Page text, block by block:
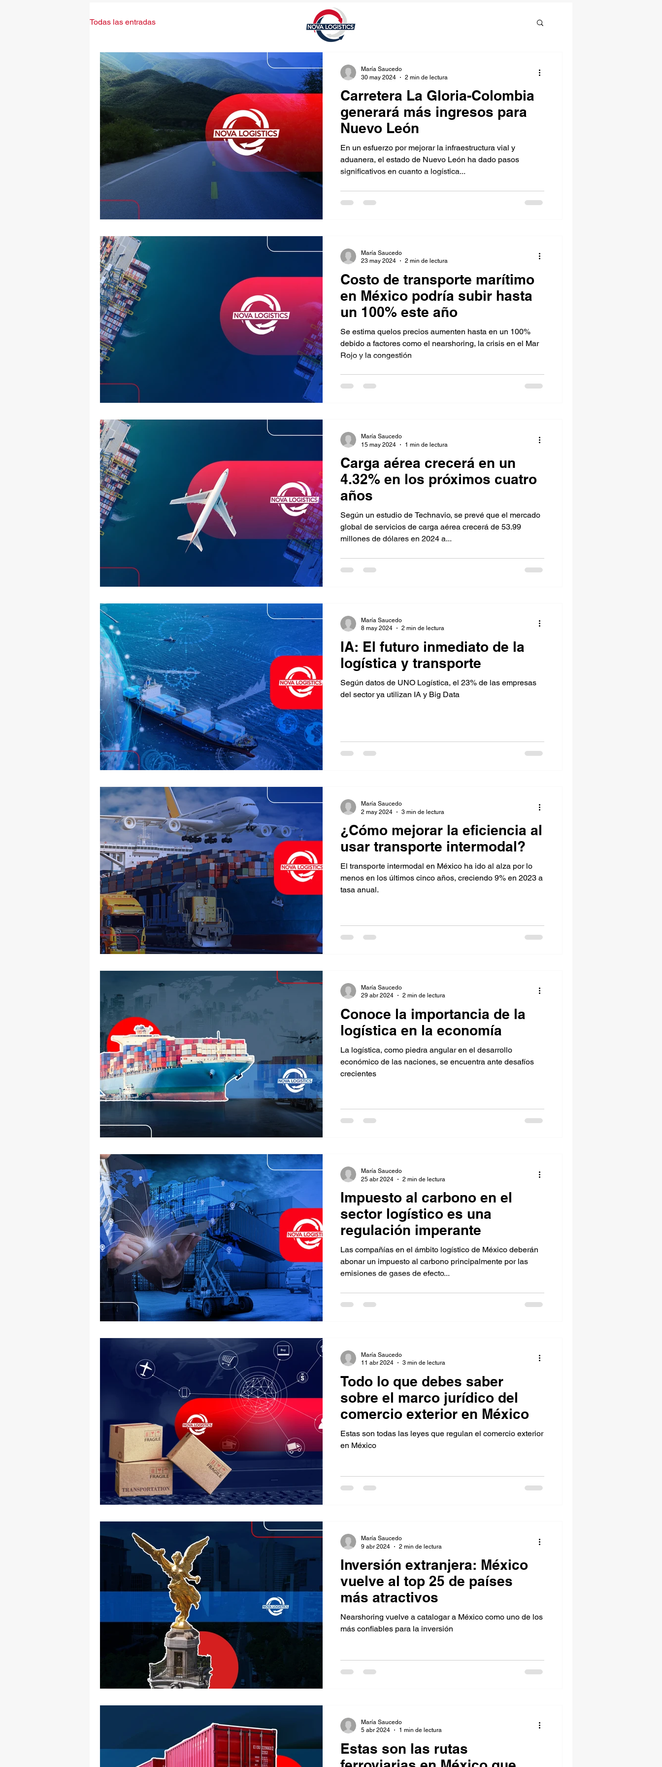
Todas las entradas
Carretera La Gloria-Colombia
generará más ingresos para
Nuevo León
En un esfuerzo por mejorar la infraestructura vial y
aduanera, el estado de Nuevo León ha dado pasos
significativos en cuanto a logística...
María Saucedo
30 may 2024
2 min de lectura
Costo de transporte marítimo
en México podría subir hasta
un 100% este año
Se estima quelos precios aumenten hasta en un 100%
debido a factores como el nearshoring, la crisis en el Mar
Rojo y la congestión
María Saucedo
23 may 2024
2 min de lectura
Carga aérea crecerá en un
4.32% en los próximos cuatro
años
Según un estudio de Technavio, se prevé que el mercado
global de servicios de carga aérea crecerá de 53.99
millones de dólares en 2024 a...
María Saucedo
15 may 2024
1 min de lectura
IA: El futuro inmediato de la
logística y transporte
Según datos de UNO Logística, el 23% de las empresas
del sector ya utilizan IA y Big Data
María Saucedo
8 may 2024
2 min de lectura
¿Cómo mejorar la eficiencia al
usar transporte intermodal?
El transporte intermodal en México ha ido al alza por lo
menos en los últimos cinco años, creciendo 9% en 2023 a
tasa anual.
María Saucedo
2 may 2024
3 min de lectura
Conoce la importancia de la
logística en la economía
La logística, como piedra angular en el desarrollo
económico de las naciones, se encuentra ante desafíos
crecientes
María Saucedo
29 abr 2024
2 min de lectura
Impuesto al carbono en el
sector logístico es una
regulación imperante
Las compañías en el ámbito logístico de México deberán
abonar un impuesto al carbono principalmente por las
emisiones de gases de efecto...
María Saucedo
25 abr 2024
2 min de lectura
Todo lo que debes saber
sobre el marco jurídico del
comercio exterior en México
Estas son todas las leyes que regulan el comercio exterior
en México
María Saucedo
11 abr 2024
3 min de lectura
Inversión extranjera: México
vuelve al top 25 de países
más atractivos
Nearshoring vuelve a catalogar a México como uno de los
más confiables para la inversión
María Saucedo
9 abr 2024
2 min de lectura
Estas son las rutas
María Saucedo
5 abr 2024
1 min de lectura